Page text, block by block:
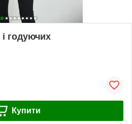
годуючих
Купити